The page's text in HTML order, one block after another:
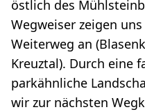
östlich des
Wegweiser zeigen
Weiterweg an
Kreuztal). Durch eine
parkähnliche
wir zur nächsten